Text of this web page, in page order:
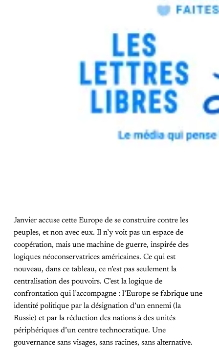
Janvier accuse cette Europe de se construire contre les
peuples, et non avec eux. Il n’y voit pas un espace de
coopération, mais une machine de guerre, inspirée des
logiques néoconservatrices américaines. Ce qui est
nouveau, dans ce tableau, ce n’est pas seulement la
centralisation des pouvoirs. C’est la logique de
confrontation qui l’accompagne : l’Europe se fabrique une
identité politique par la désignation d’un ennemi (la
Russie) et par la réduction des nations à des unités
périphériques d’un centre technocratique. Une
gouvernance sans visages, sans racines, sans alternative.